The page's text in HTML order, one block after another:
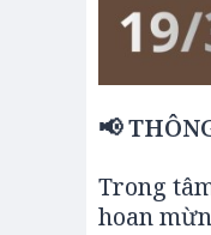
📢
Trong
hoan